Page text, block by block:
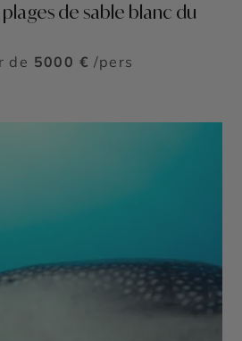
de sable blanc du
de 5000 € /pers